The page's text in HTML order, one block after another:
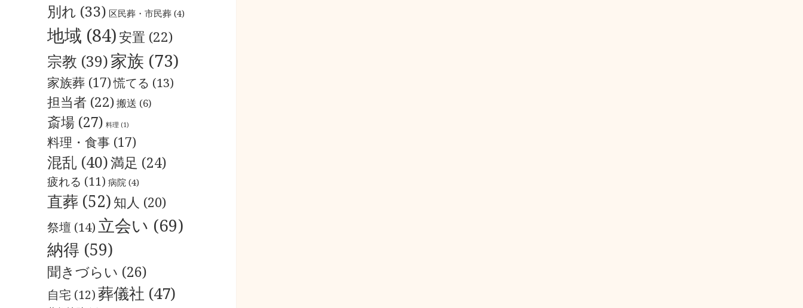
別れ (33) 区民葬・市民葬 (4)
地域 (84)安置 (22)
宗教 (39)家族 (73)
家族葬 (17)慌てる (13)
担当者 (22)搬送 (6)
斎場 (27) 料理 (1)
料理・食事 (17)
混乱 (40)満足 (24)
疲れる (11) 病院 (4)
直葬 (52) 知人 (20)
祭壇 (14) 立会い (69)
納得 (59)
聞きづらい (26)
自宅 (12)葬儀社 (47)